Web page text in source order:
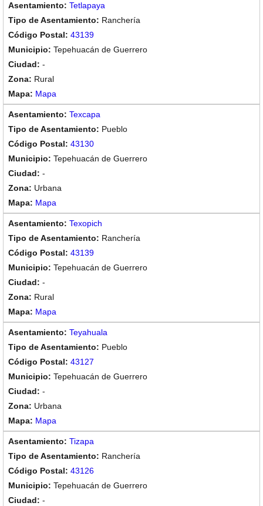
Tetlapaya
Ranchería
43139
Tepehuacán de Guerrero
-
Rural
Mapa
Texcapa
Pueblo
43130
Tepehuacán de Guerrero
-
Urbana
Mapa
Texopich
Ranchería
43139
Tepehuacán de Guerrero
-
Rural
Mapa
Teyahuala
Pueblo
43127
Tepehuacán de Guerrero
-
Urbana
Mapa
Tizapa
Ranchería
43126
Tepehuacán de Guerrero
-